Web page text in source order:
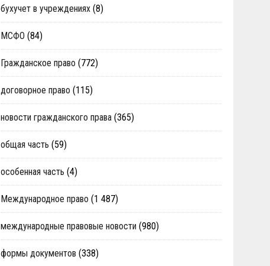
бухучет в учреждениях (8)
МСФО (84)
Гражданское право (772)
договорное право (115)
новости гражданского права (365)
общая часть (59)
особенная часть (4)
Международное право (1 487)
международные правовые новости (980)
формы документов (338)